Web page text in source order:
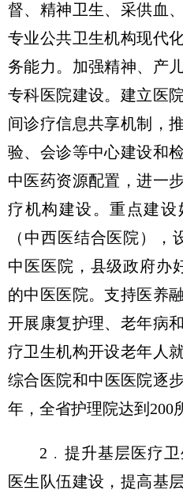
督、精神卫生、采供血
专业公共卫生机构现代
务能力。加强精神、产
专科医院建设。建立医
间诊疗信息共享机制，
验、会诊等中心建设和
中医药资源配置，进一
疗机构建设。重点建设
（中西医结合医院），
中医医院，县级政府办
的中医医院。支持医养
开展康复护理、老年病
疗卫生机构开设老年人
综合医院和中医医院逐
年，全省护理院达到200
2﹒提升基层医疗
医生队伍建设，提高基